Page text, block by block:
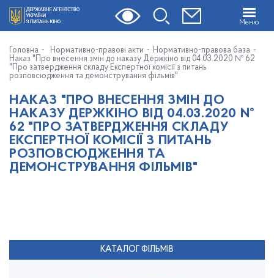
Меню
Головна Нормативно-правові акти
Нормативно-правова база
Наказ "Про внесення змін до наказу Держкіно від 04.03.2020 № 62
"Про затвердження складу Експертної комісії з питань
розповсюдження та демонстрування фільмів"
НАКАЗ "ПРО ВНЕСЕННЯ ЗМІН ДО
НАКАЗУ ДЕРЖКІНО ВІД 04.03.2020 №
62 "ПРО ЗАТВЕРДЖЕННЯ СКЛАДУ
ЕКСПЕРТНОЇ КОМІСІЇ З ПИТАНЬ
РОЗПОВСЮДЖЕННЯ ТА
ДЕМОНСТРУВАННЯ ФІЛЬМІВ"
КАТАЛОГ ФІЛЬМІВ